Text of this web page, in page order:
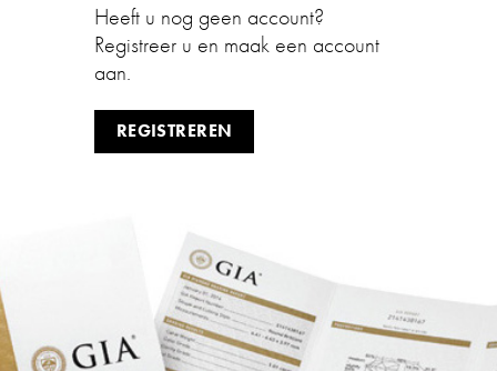
Heeft u nog geen account?
Registreer u en maak een account
aan.
REGISTREREN